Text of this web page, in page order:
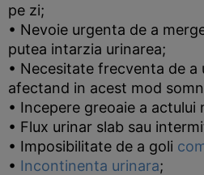
pe zi;
• Nevoie urgenta de a
putea intarzia urinarea;
• Necesitate frecventa de a
afectand in acest mod
• Incepere greoaie a actului
• Flux urinar slab sau
• Imposibilitate de a goli
• Incontinenta urinara;